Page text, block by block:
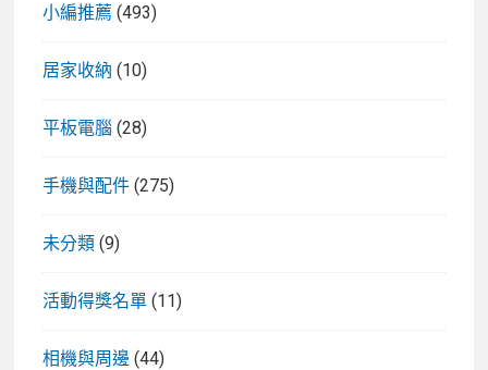
小編推薦 (493)
居家收納 (10)
平板電腦 (28)
手機與配件 (275)
未分類 (9)
活動得獎名單 (11)
相機與周邊 (44)